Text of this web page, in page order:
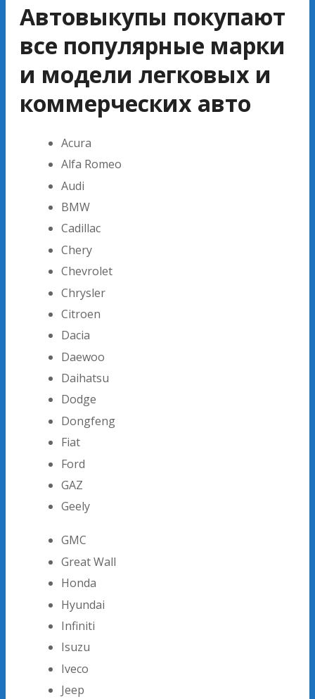
Автовыкупы покупают
все популярные марки
и модели легковых и
коммерческих авто
Acura
Alfa Romeo
Audi
BMW
Cadillac
Chery
Chevrolet
Chrysler
Citroen
Dacia
Daewoo
Daihatsu
Dodge
Dongfeng
Fiat
Ford
GAZ
Geely
GMC
Great Wall
Honda
Hyundai
Infiniti
Isuzu
Iveco
Jeep